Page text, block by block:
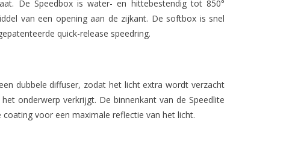
De Speedbox is water- en hittebestendig tot 850°
van een opening aan de zijkant. De softbox is snel
quick-release speedring.
dubbele diffuser, zodat het licht extra wordt verzacht
onderwerp verkrijgt. De binnenkant van de Speedlite
voor een maximale reflectie van het licht.